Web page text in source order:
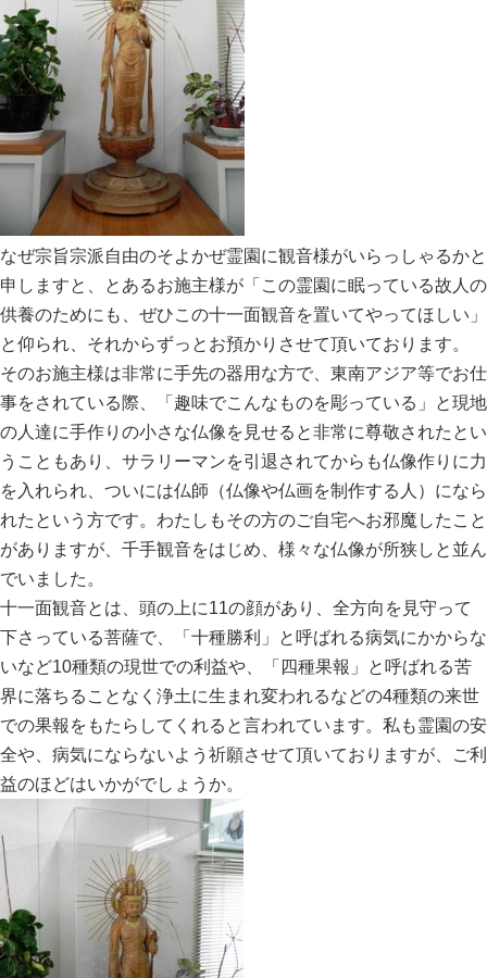
なぜ宗旨宗派自由のそよかぜ霊園に観音様がいらっしゃるかと
申しますと、とあるお施主様が「この霊園に眠っている故人の
供養のためにも、ぜひこの十一面観音を置いてやってほしい」
と仰られ、それからずっとお預かりさせて頂いております。
そのお施主様は非常に手先の器用な方で、東南アジア等でお仕
事をされている際、「趣味でこんなものを彫っている」と現地
の人達に手作りの小さな仏像を見せると非常に尊敬されたとい
うこともあり、サラリーマンを引退されてからも仏像作りに力
を入れられ、ついには仏師（仏像や仏画を制作する人）になら
れたという方です。わたしもその方のご自宅へお邪魔したこと
がありますが、千手観音をはじめ、様々な仏像が所狭しと並ん
でいました。
十一面観音とは、頭の上に11の顔があり、全方向を見守って
下さっている菩薩で、「十種勝利」と呼ばれる病気にかからな
いなど10種類の現世での利益や、「四種果報」と呼ばれる苦
界に落ちることなく浄土に生まれ変われるなどの4種類の来世
での果報をもたらしてくれると言われています。私も霊園の安
全や、病気にならないよう祈願させて頂いておりますが、ご利
益のほどはいかがでしょうか。